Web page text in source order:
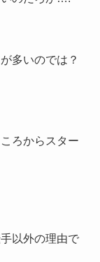
多いのでは？
ろからスター
以外の理由で